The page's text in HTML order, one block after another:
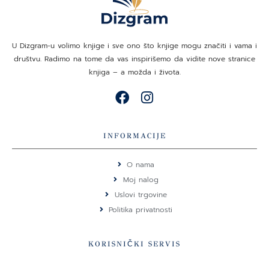
U Dizgram-u volimo knjige i sve ono što knjige mogu značiti i vama i
društvu. Radimo na tome da vas inspirišemo da vidite nove stranice
knjiga – a možda i života.
F
e
b
o
o
k
I
t
a
g
r
a
m
INFORMACIJE
O nama
Moj nalog
Uslovi trgovine
Politika privatnosti
KORISNIČKI SERVIS